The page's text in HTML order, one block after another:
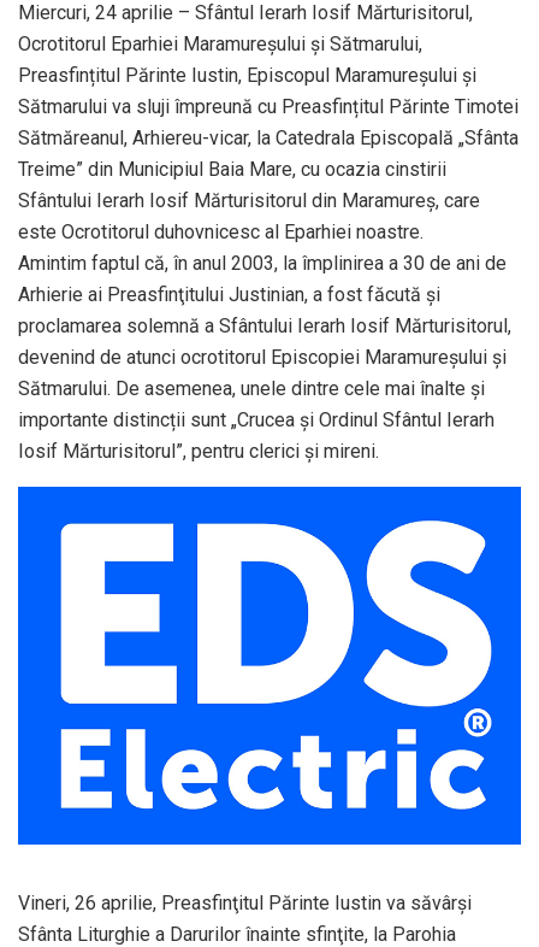
Miercuri, 24 aprilie – Sfântul Ierarh Iosif Mărturisitorul,
Ocrotitorul Eparhiei Maramureșului și Sătmarului,
Preasfințitul Părinte Iustin, Episcopul Maramureșului și
Sătmarului va sluji împreună cu Preasfințitul Părinte Timotei
Sătmăreanul, Arhiereu-vicar, la Catedrala Episcopală „Sfânta
Treime” din Municipiul Baia Mare, cu ocazia cinstirii
Sfântului Ierarh Iosif Mărturisitorul din Maramureș, care
este Ocrotitorul duhovnicesc al Eparhiei noastre.
Amintim faptul că, în anul 2003, la împlinirea a 30 de ani de
Arhierie ai Preasfinţitului Justinian, a fost făcută şi
proclamarea solemnă a Sfântului Ierarh Iosif Mărturisitorul,
devenind de atunci ocrotitorul Episcopiei Maramureşului şi
Sătmarului. De asemenea, unele dintre cele mai înalte și
importante distincții sunt „Crucea și Ordinul Sfântul Ierarh
Iosif Mărturisitorul”, pentru clerici și mireni.
Vineri, 26 aprilie, Preasfinţitul Părinte Iustin va săvârși
Sfânta Liturghie a Darurilor înainte sfinţite, la Parohia